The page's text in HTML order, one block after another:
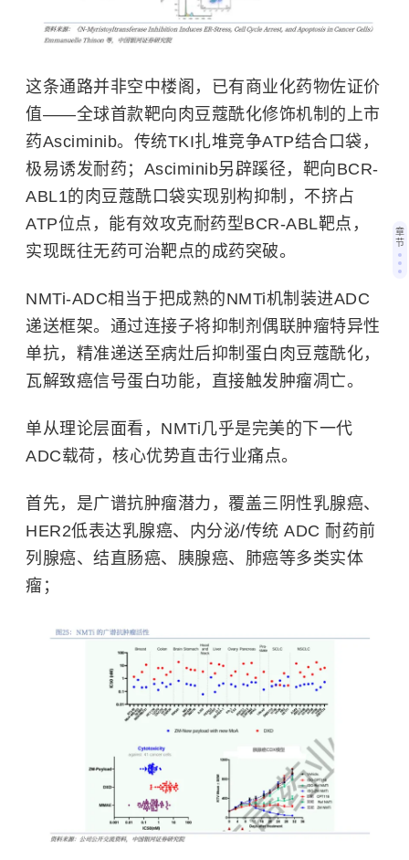
这条通路并非空中楼阁，已有商业化药物佐证价
值——全球首款靶向肉豆蔻酰化修饰机制的上市
药Asciminib。传统TKI扎堆竞争ATP结合口袋，
极易诱发耐药；Asciminib另辟蹊径，靶向BCR-
ABL1的肉豆蔻酰口袋实现别构抑制，不挤占
ATP位点，能有效攻克耐药型BCR-ABL靶点，
实现既往无药可治靶点的成药突破。
NMTi-ADC相当于把成熟的NMTi机制装进ADC
递送框架。通过连接子将抑制剂偶联肿瘤特异性
单抗，精准递送至病灶后抑制蛋白肉豆蔻酰化，
瓦解致癌信号蛋白功能，直接触发肿瘤凋亡。
单从理论层面看，NMTi几乎是完美的下一代
ADC载荷，核心优势直击行业痛点。
首先，是广谱抗肿瘤潜力，覆盖三阴性乳腺癌、
HER2低表达乳腺癌、内分泌/传统 ADC 耐药前
列腺癌、结直肠癌、 胰腺癌、 肺癌等多类实体
瘤；
章
节